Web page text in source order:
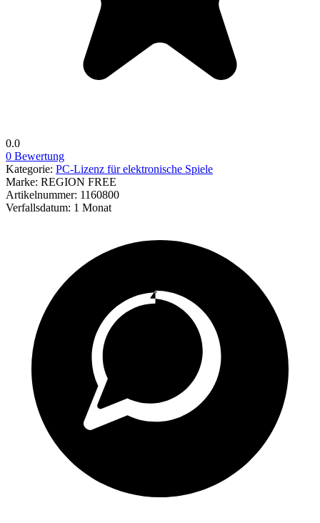
0.0
0 Bewertung
Kategorie: PC-Lizenz für elektronische Spiele
Marke: REGION FREE
Artikelnummer: 1160800
Verfallsdatum: 1 Monat